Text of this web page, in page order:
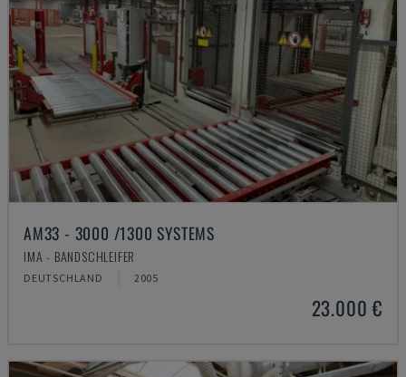
AM33 - 3000 /1300 SYSTEMS
IMA - BANDSCHLEIFER
DEUTSCHLAND 2005
23.000 €